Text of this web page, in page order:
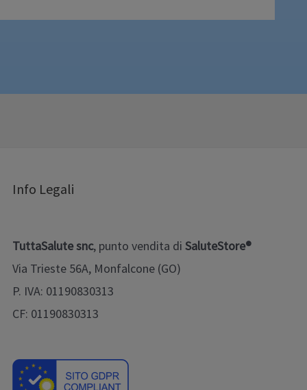
Info Legali
TuttaSalute snc, punto vendita di SaluteStore®
Via Trieste 56A, Monfalcone (GO)
P. IVA: 01190830313
CF: 01190830313